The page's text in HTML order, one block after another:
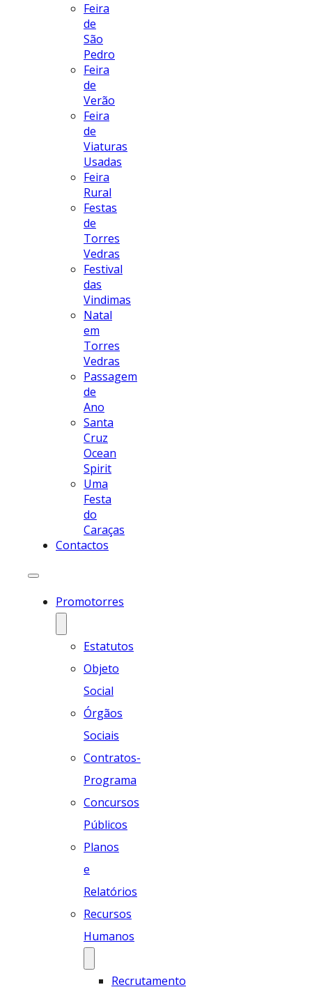
Feira
de
São
Pedro
Feira
de
Verão
Feira
de
Viaturas
Usadas
Feira
Rural
Festas
de
Torres
Vedras
Festival
das
Vindimas
Natal
em
Torres
Vedras
Passagem
de
Ano
Santa
Cruz
Ocean
Spirit
Uma
Festa
do
Caraças
Contactos
Promotorres
Estatutos
Objeto
Social
Órgãos
Sociais
Contratos-
Programa
Concursos
Públicos
Planos
e
Relatórios
Recursos
Humanos
Recrutamento